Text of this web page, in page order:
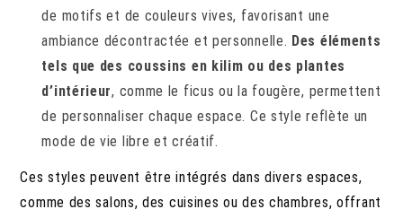
de motifs et de couleurs vives, favorisant une
ambiance décontractée et personnelle. Des éléments
tels que des coussins en kilim ou des plantes
d’intérieur, comme le ficus ou la fougère, permettent
de personnaliser chaque espace. Ce style reflète un
mode de vie libre et créatif.
Ces styles peuvent être intégrés dans divers espaces,
comme des salons, des cuisines ou des chambres, offrant